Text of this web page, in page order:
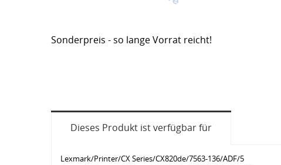
Sonderpreis - so lange Vorrat reicht!
Dieses Produkt ist verfügbar für
Lexmark/Printer/CX Series/CX820de/7563-136/ADF/5